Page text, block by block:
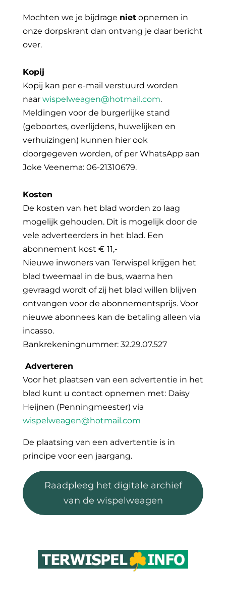
Mochten we je bijdrage nietopnemen in
onze dorpskrant dan ontvang je daar bericht
over.
Kopij
Kopij kan per e-mail verstuurd worden
naar wispelweagen@hotmail.com.
Meldingen voor de burgerlijke stand
(geboortes, overlijdens, huwelijken en
verhuizingen) kunnen hier ook
doorgegeven worden, of per WhatsApp aan
Joke Veenema: 06-21310679.
Kosten
De kosten van het blad worden zo laag
mogelijk gehouden. Dit is mogelijk door de
vele adverteerders in het blad. Een
abonnement kost € 11,-
Nieuwe inwoners van Terwispel krijgen het
blad tweemaal in de bus, waarna hen
gevraagd wordt of zij het blad willen blijven
ontvangen voor de abonnementsprijs. Voor
nieuwe abonnees kan de betaling alleen via
incasso.
Bankrekeningnummer: 32.29.07.527
Adverteren
Voor het plaatsen van een advertentie in het
blad kunt u contact opnemen met: Daisy
Heijnen (Penningmeester) via
wispelweagen@hotmail.com
De plaatsing van een advertentie is in
principe voor een jaargang.
Raadpleeg het digitale archief
van de wispelweagen